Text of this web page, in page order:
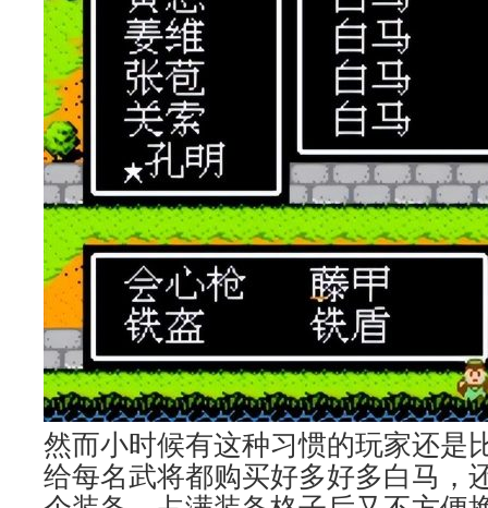
然而小时候有这种习惯的玩家还是
给每名武将都购买好多好多白马，